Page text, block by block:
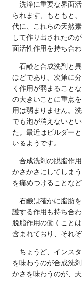
洗浄に重要な界面活
られます。もともと
代に、これらの天然
して作り出されたの
面活性作用を持ち合
石鹸と合成洗剤と
ほどであり、次第に
く作用が弱まること
の大きいことに重点
用は弱まりません。
でも泡が消えないと
た。最近はビルダー
いるようです。
合成洗剤の脱脂作用
かさかさにしてしま
を痛めつけることな
石鹸は確かに脂肪を
護する作用も持ち合
脱脂作用の働くこと
含まれており、それ
ちょうど、インスタ
を味わうのが合成洗
かさを味わうのが、